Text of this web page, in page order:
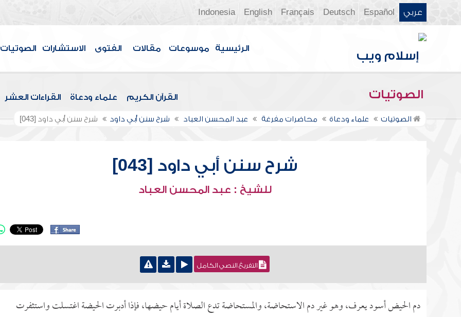
عربي Español
Deutsch
Français
English
Indonesia
الرئيسية موسوعات مقالات الفتوى الاستشارات الصوتيات
الصوتيات القرآن الكريم علماء ودعاة القراءات العشر
الصوتيات علماء ودعاة محاضرات مفرغة عبد المحسن العباد شرح سنن أبي داود شرح سنن أبي داود [043]
شرح سنن أبي داود [043]
للشيخ : عبد المحسن العباد
التفريغ النصي الكامل
دم الحيض أسود يعرف، وهو غير دم الاستحاضة، والمستحاضة تدع الصلاة أيام حيضها، فإذا أدبرت الحيضة اغتسلت واستثفرت